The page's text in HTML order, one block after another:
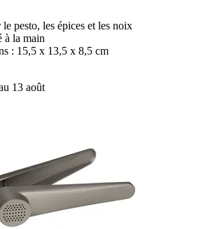
pesto, les épices et les noix
à la main
: 15,5 x 13,5 x 8,5 cm
13 août